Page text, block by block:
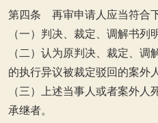
第四条 再审申请人应当符合
（一）判决、裁定、调解书列
（二）认为原判决、裁定、调
的执行异议被裁定驳回的案外
（三）上述当事人或者案外
承继者。